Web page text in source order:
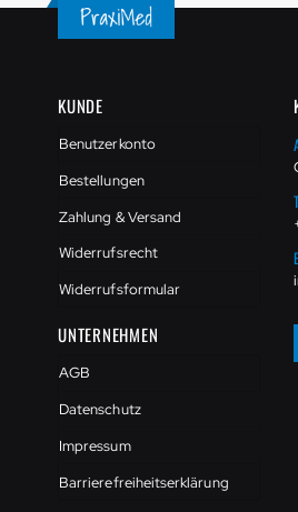
KUNDE
Benutzerkonto
Bestellungen
Zahlung & Versand
Widerrufsrecht
Widerrufsformular
UNTERNEHMEN
AGB
Datenschutz
Impressum
Barrierefreiheitserklärung